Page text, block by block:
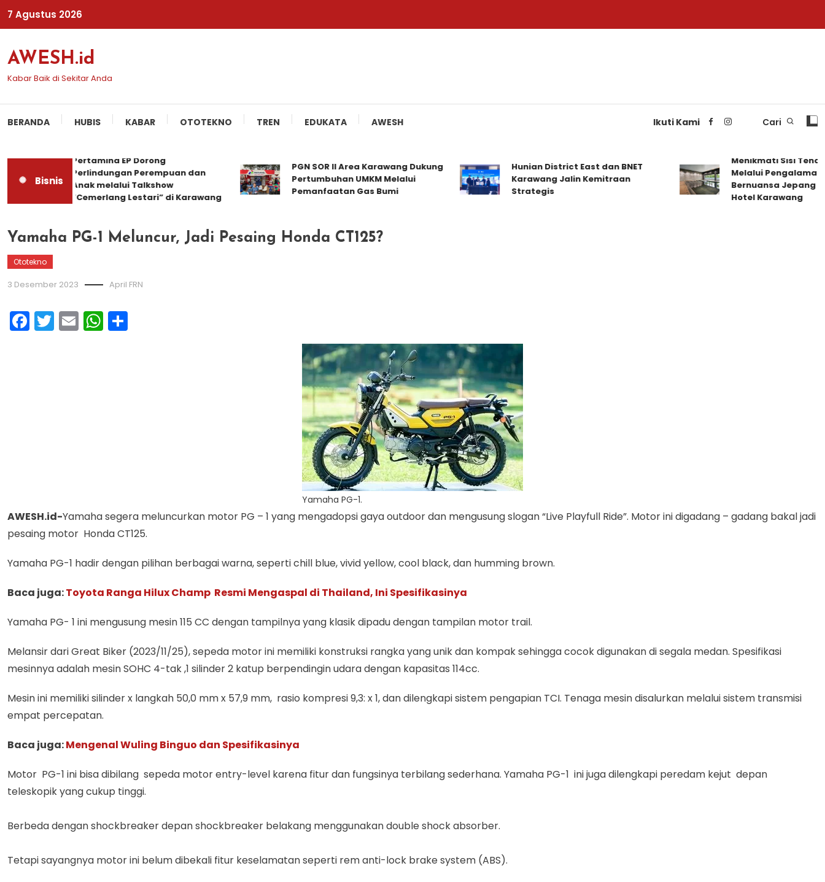
Skip
7 Agustus 2026
AWESH.id
Kabar Baik di Sekitar Anda
BERANDA HUBIS KABAR OTOTEKNO TREN EDUKATA AWESH Ikuti Kami Cari
Bisnis
Pertamina EP Dorong
Perlindungan Perempuan dan
Anak melalui Talkshow
“Cemerlang Lestari” di Karawang
PGN SOR II Area Karawang Dukung
Pertumbuhan UMKM Melalui
Pemanfaatan Gas Bumi
Hunian District East dan BNET
Karawang Jalin Kemitraan
Strategis
Menikmati Sisi Tenang
Melalui Pengalaman
Bernuansa Jepang di
Hotel Karawang
Yamaha PG-1 Meluncur, Jadi Pesaing Honda CT125?
Ototekno
3 Desember 2023 April FRN
Facebook
Twitter
EmailWhatsApp
Yamaha PG-1.
AWESH.id-Yamaha segera meluncurkan motor PG – 1 yang mengadopsi gaya outdoor dan mengusung slogan “Live Playfull Ride”. Motor ini digadang – gadang bakal jadi
pesaing motor Honda CT125.
Yamaha PG-1 hadir dengan pilihan berbagai warna, seperti chill blue, vivid yellow, cool black, dan humming brown.
Baca juga:Toyota Ranga Hilux Champ Resmi Mengaspal di Thailand, Ini Spesifikasinya
Yamaha PG- 1 ini mengusung mesin 115 CC dengan tampilnya yang klasik dipadu dengan tampilan motor trail.
Melansir dari Great Biker (2023/11/25), sepeda motor ini memiliki konstruksi rangka yang unik dan kompak sehingga cocok digunakan di segala medan. Spesifikasi
mesinnya adalah mesin SOHC 4-tak ,1 silinder 2 katup berpendingin udara dengan kapasitas 114cc.
Mesin ini memiliki silinder x langkah 50,0 mm x 57,9 mm, rasio kompresi 9,3: x 1, dan dilengkapi sistem pengapian TCI. Tenaga mesin disalurkan melalui sistem transmisi
empat percepatan.
Baca juga:Mengenal Wuling Binguo dan Spesifikasinya
Motor PG-1 ini bisa dibilang sepeda motor entry-level karena fitur dan fungsinya terbilang sederhana. Yamaha PG-1 ini juga dilengkapi peredam kejut depan
teleskopik yang cukup tinggi.
Berbeda dengan shockbreaker depan shockbreaker belakang menggunakan double shock absorber.
Tetapi sayangnya motor ini belum dibekali fitur keselamatan seperti rem anti-lock brake system (ABS).